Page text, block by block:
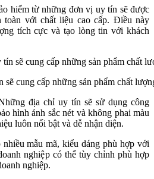
hiểm từ những đơn vị uy tín sẽ được
toàn với chất liệu cao cấp. Điều này
tích cực và tạo lòng tin với khách
cung cấp những sản phẩm chất
địa chỉ uy tín sẽ sử dụng công
hình ảnh sắc nét và không phai màu
luôn nổi bật và dễ nhận diện.
mẫu mã, kiểu dáng phù hợp với
nghiệp có thể tùy chỉnh phù hợp
nghiệp.